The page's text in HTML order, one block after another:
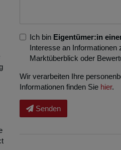
Ich bin Eigentümer:in
Interesse an Informationen
Marktüberblick oder
Wir verarbeiten Ihre
Informationen finden Sie hier.
Senden